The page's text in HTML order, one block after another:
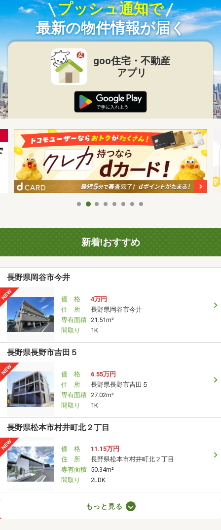
プッシュ通知で
最新の物件情報が届く
goo住宅・不動産
アプリ
新着!おすすめ
長野県岡谷市今井
価 格
4万円
住 所
長野県岡谷市今井
専有面積 21.51m²
間取り
1K
長野県長野市吉田５
価 格
6.55万円
住 所
長野県長野市吉田５
専有面積 27.02m²
間取り
1K
長野県松本市村井町北２丁目
価 格
11.15万円
住 所
長野県松本市村井町北２丁目
専有面積 50.34m²
間取り
2LDK
長野県長野市三輪５丁目もっと見る